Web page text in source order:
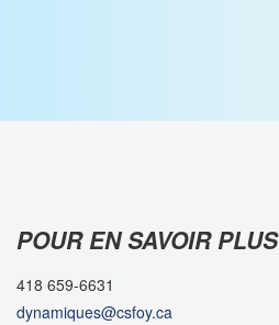
POUR EN SAVOIR PLUS
418 659-6631
dynamiques@csfoy.ca